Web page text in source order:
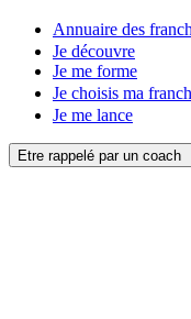
Annuaire des
Je découvre
Je me forme
Je choisis ma
Je me lance
Etre rappelé par un coach